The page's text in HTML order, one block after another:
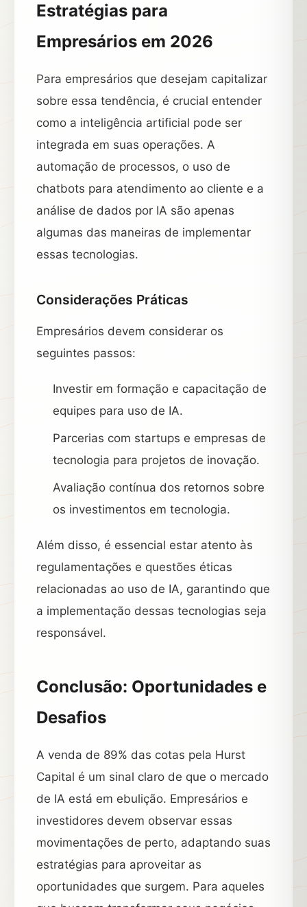
Estratégias para
Empresários em 2026
Para empresários que desejam capitalizar
sobre essa tendência, é crucial entender
como a inteligência artificial pode ser
integrada em suas operações. A
automação de processos, o uso de
chatbots para atendimento ao cliente e a
análise de dados por IA são apenas
algumas das maneiras de implementar
essas tecnologias.
Considerações Práticas
Empresários devem considerar os
seguintes passos:
Investir em formação e capacitação de
equipes para uso de IA.
Parcerias com startups e empresas de
tecnologia para projetos de inovação.
Avaliação contínua dos retornos sobre
os investimentos em tecnologia.
Além disso, é essencial estar atento às
regulamentações e questões éticas
relacionadas ao uso de IA, garantindo que
a implementação dessas tecnologias seja
responsável.
Conclusão: Oportunidades e
Desafios
A venda de 89% das cotas pela Hurst
Capital é um sinal claro de que o mercado
de IA está em ebulição. Empresários e
investidores devem observar essas
movimentações de perto, adaptando suas
estratégias para aproveitar as
oportunidades que surgem. Para aqueles